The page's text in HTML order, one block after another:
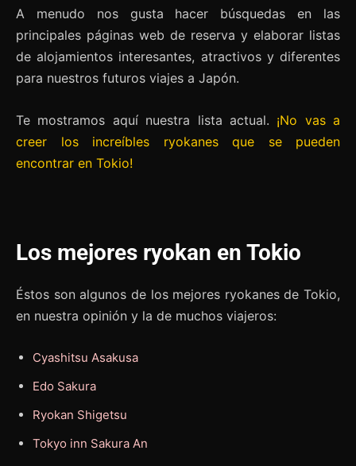
A menudo nos gusta hacer búsquedas en las
principales páginas web de reserva y elaborar listas
de alojamientos interesantes, atractivos y diferentes
para nuestros futuros viajes a Japón.
Te mostramos aquí nuestra lista actual. ¡No vas a
creer los increíbles ryokanes que se pueden
encontrar en Tokio!
Los mejores ryokan en Tokio
Éstos son algunos de los mejores ryokanes de Tokio,
en nuestra opinión y la de muchos viajeros:
Cyashitsu Asakusa
Edo Sakura
Ryokan Shigetsu
Tokyo inn Sakura An